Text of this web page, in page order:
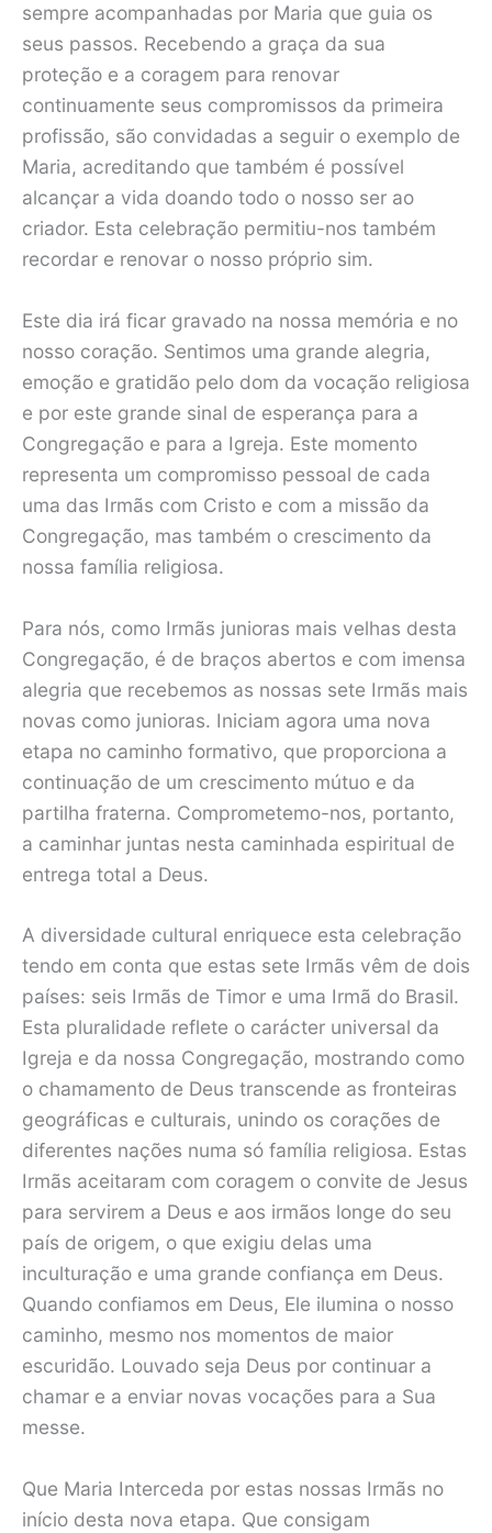
sempre acompanhadas por Maria que guia os
seus passos. Recebendo a graça da sua
proteção e a coragem para renovar
continuamente seus compromissos da primeira
profissão, são convidadas a seguir o exemplo de
Maria, acreditando que também é possível
alcançar a vida doando todo o nosso ser ao
criador. Esta celebração permitiu-nos também
recordar e renovar o nosso próprio sim.
Este dia irá ficar gravado na nossa memória e no
nosso coração. Sentimos uma grande alegria,
emoção e gratidão pelo dom da vocação religiosa
e por este grande sinal de esperança para a
Congregação e para a Igreja. Este momento
representa um compromisso pessoal de cada
uma das Irmãs com Cristo e com a missão da
Congregação, mas também o crescimento da
nossa família religiosa.
Para nós, como Irmãs junioras mais velhas desta
Congregação, é de braços abertos e com imensa
alegria que recebemos as nossas sete Irmãs mais
novas como junioras. Iniciam agora uma nova
etapa no caminho formativo, que proporciona a
continuação de um crescimento mútuo e da
partilha fraterna. Comprometemo-nos, portanto,
a caminhar juntas nesta caminhada espiritual de
entrega total a Deus.
A diversidade cultural enriquece esta celebração
tendo em conta que estas sete Irmãs vêm de dois
países: seis Irmãs de Timor e uma Irmã do Brasil.
Esta pluralidade reflete o carácter universal da
Igreja e da nossa Congregação, mostrando como
o chamamento de Deus transcende as fronteiras
geográficas e culturais, unindo os corações de
diferentes nações numa só família religiosa. Estas
Irmãs aceitaram com coragem o convite de Jesus
para servirem a Deus e aos irmãos longe do seu
país de origem, o que exigiu delas uma
inculturação e uma grande confiança em Deus.
Quando confiamos em Deus, Ele ilumina o nosso
caminho, mesmo nos momentos de maior
escuridão. Louvado seja Deus por continuar a
chamar e a enviar novas vocações para a Sua
messe.
Que Maria Interceda por estas nossas Irmãs no
início desta nova etapa. Que consigam